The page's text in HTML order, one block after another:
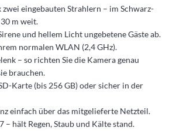
eingebauten Strahlern – im Schwarz-
m weit.
und hellem Licht ungebetene Gäste ab.
normalen WLAN (2,4 GHz).
– so richten Sie die Kamera genau
brauchen.
Karte (bis 256 GB) oder sicher in der
einfach über das mitgelieferte Netzteil.
– hält Regen, Staub und Kälte stand.